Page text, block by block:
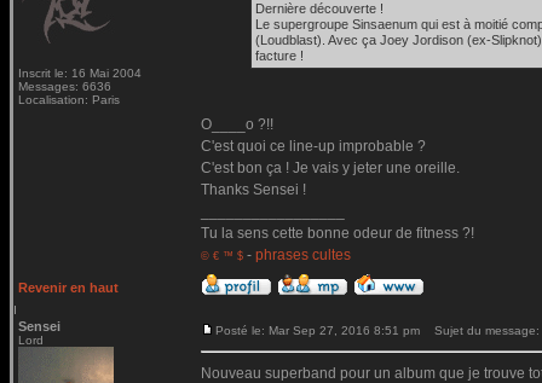
Inscrit le: 16 Mai 2004
Messages: 6636
Localisation: Paris
Dernière découverte !
Le supergroupe Sinsaenum qui est à moitié
(Loudblast). Avec ça Joey Jordison (ex-
facture !
O____o ?!!
C'est quoi ce line-up improbable ?
C'est bon ça ! Je vais y jeter une oreille.
Thanks Sensei !
Tu la sens cette bonne odeur de fitness ?!
© € ™ $ - phrases cultes
Revenir en haut
Sensei
Lord
Posté le: Mar Sep 27, 2016 8:51 pm Sujet du message:
Nouveau superband pour un album que je trouve